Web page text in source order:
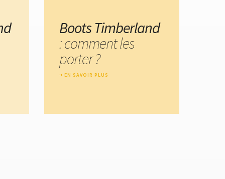
Boots Timberland
: comment les
porter ?
EN SAVOIR PLUS